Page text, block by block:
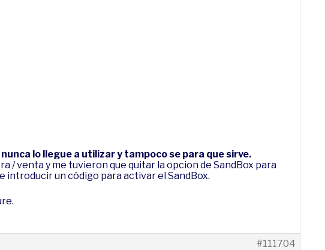
nunca lo llegue a utilizar y tampoco se para que sirve.
/ venta y me tuvieron que quitar la opcion de SandBox para
introducir un código para activar el SandBox.
#111704